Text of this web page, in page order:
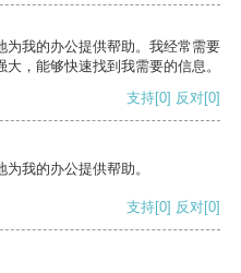
为我的办公提供帮助。我经常需要
，能够快速找到我需要的信息。
支持[0] 反对[0]
我的办公提供帮助。
支持[0] 反对[0]